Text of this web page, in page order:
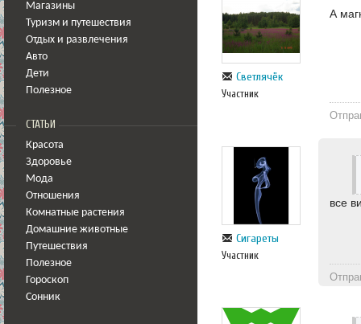
Магазины
Туризм и путешествия
Отдых и развлечения
Авто
Дети
Полезное
СТАТЬИ
Красота
Здоровье
Мода
Отношения
Комнатные растения
Домашние животные
Путешествия
Полезное
Гороскоп
Сонник
Светлячёк
Участник
А
Сигареты
Участник
все